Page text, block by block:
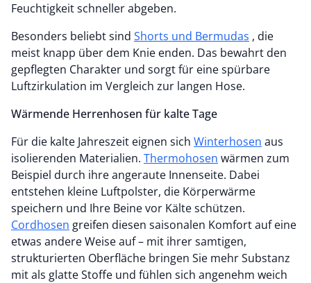
Feuchtigkeit schneller abgeben.
Besonders beliebt sind Shorts und Bermudas , die
meist knapp über dem Knie enden. Das bewahrt den
gepflegten Charakter und sorgt für eine spürbare
Luftzirkulation im Vergleich zur langen Hose.
Wärmende Herrenhosen für kalte Tage
Für die kalte Jahreszeit eignen sich Winterhosen
isolierenden Materialien. Thermohosen
Beispiel durch ihre angeraute Innenseite. Dabei
entstehen kleine Luftpolster, die Körperwärme
speichern und Ihre Beine vor Kälte schützen.
Cordhosen
etwas andere Weise auf – mit ihrer samtigen,
strukturierten Oberfläche bringen Sie mehr Substanz
mit als glatte Stoffe und fühlen sich angenehm weich